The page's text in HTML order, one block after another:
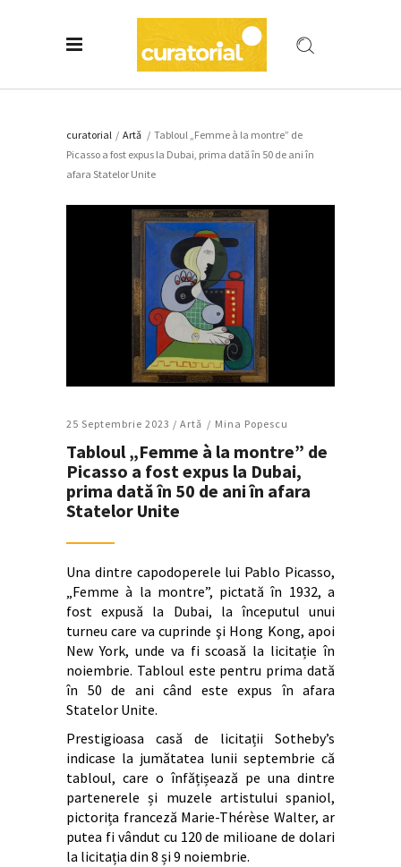
curatorial / Artǎ / Tabloul „Femme à la montre” de
Picasso a fost expus la Dubai, prima dată în 50 de ani în
afara Statelor Unite
25 Septembrie 2023 / Artǎ Mina Popescu
Tabloul „Femme à la montre” de
Picasso a fost expus la Dubai,
prima dată în 50 de ani în afara
Statelor Unite
Una dintre capodoperele lui Pablo Picasso,
„Femme à la montre”, pictată în 1932, a
fost expusă la Dubai, la începutul unui
turneu care va cuprinde şi Hong Kong, apoi
New York, unde va fi scoasă la licitație în
noiembrie. Tabloul este pentru prima dată
în 50 de ani când este expus în afara
Statelor Unite.
Prestigioasa casă de licitații Sotheby’s
indicase la jumătatea lunii septembrie că
tabloul, care o înfățișează pe una dintre
partenerele și muzele artistului spaniol,
pictorița franceză Marie-Thérèse Walter, ar
putea fi vândut cu 120 de milioane de dolari
la licitația din 8 și 9 noiembrie.